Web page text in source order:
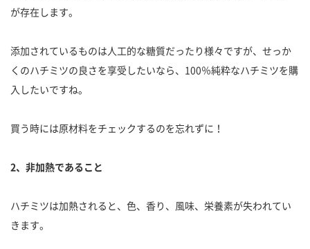
が存在します。
添加されているものは人工的な糖質だったり様々ですが、せっか
くのハチミツの良さを享受したいなら、100％純粋なハチミツを購
入したいですね。
買う時には原材料をチェックするのを忘れずに！
2、非加熱であること
ハチミツは加熱されると、色、香り、風味、栄養素が失われてい
きます。